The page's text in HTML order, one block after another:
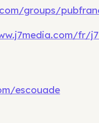
groups/
fr/
escouade